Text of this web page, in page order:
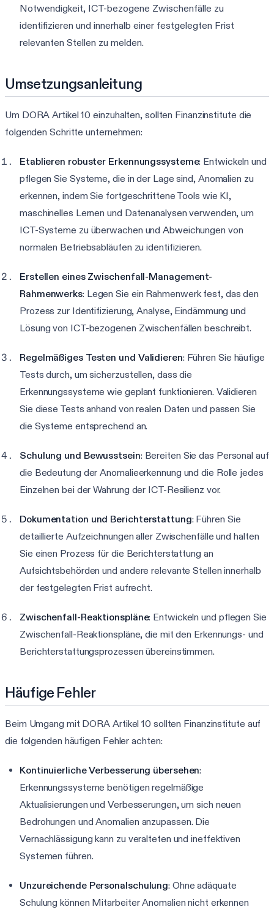
Notwendigkeit, ICT-bezogene Zwischenfälle zu
identifizieren und innerhalb einer festgelegten Frist
relevanten Stellen zu melden.
Umsetzungsanleitung
Um DORA Artikel 10 einzuhalten, sollten Finanzinstitute die
folgenden Schritte unternehmen:
Etablieren robuster Erkennungssysteme: Entwickeln und
pflegen Sie Systeme, die in der Lage sind, Anomalien zu
erkennen, indem Sie fortgeschrittene Tools wie KI,
maschinelles Lernen und Datenanalysen verwenden, um
ICT-Systeme zu überwachen und Abweichungen von
normalen Betriebsabläufen zu identifizieren.
Erstellen eines Zwischenfall-Management-
Rahmenwerks: Legen Sie ein Rahmenwerk fest, das den
Prozess zur Identifizierung, Analyse, Eindämmung und
Lösung von ICT-bezogenen Zwischenfällen beschreibt.
Regelmäßiges Testen und Validieren: Führen Sie häufige
Tests durch, um sicherzustellen, dass die
Erkennungssysteme wie geplant funktionieren. Validieren
Sie diese Tests anhand von realen Daten und passen Sie
die Systeme entsprechend an.
Schulung und Bewusstsein: Bereiten Sie das Personal auf
die Bedeutung der Anomalieerkennung und die Rolle jedes
Einzelnen bei der Wahrung der ICT-Resilienz vor.
Dokumentation und Berichterstattung: Führen Sie
detaillierte Aufzeichnungen aller Zwischenfälle und halten
Sie einen Prozess für die Berichterstattung an
Aufsichtsbehörden und andere relevante Stellen innerhalb
der festgelegten Frist aufrecht.
Zwischenfall-Reaktionspläne: Entwickeln und pflegen Sie
Zwischenfall-Reaktionspläne, die mit den Erkennungs- und
Berichterstattungsprozessen übereinstimmen.
Häufige Fehler
Beim Umgang mit DORA Artikel 10 sollten Finanzinstitute auf
die folgenden häufigen Fehler achten:
Kontinuierliche Verbesserung übersehen:
Erkennungssysteme benötigen regelmäßige
Aktualisierungen und Verbesserungen, um sich neuen
Bedrohungen und Anomalien anzupassen. Die
Vernachlässigung kann zu veralteten und ineffektiven
Systemen führen.
Unzureichende Personalschulung: Ohne adäquate
Schulung können Mitarbeiter Anomalien nicht erkennen